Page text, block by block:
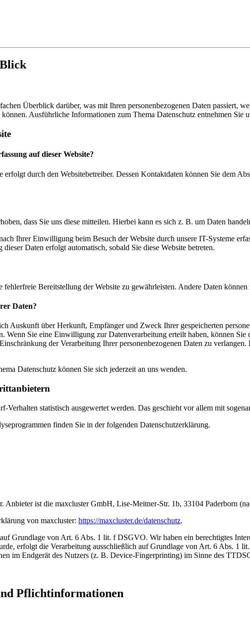
Überblick darüber, was mit Ihren personenbezogenen Daten passiert,
Ausführliche Informationen zum Thema Datenschutz entnehmen Sie
auf dieser Website?
erfolgt durch den Websitebetreiber. Dessen Kontaktdaten können Sie dem
dass Sie uns diese mitteilen. Hierbei kann es sich z. B. um Daten
Ihrer Einwilligung beim Besuch der Website durch unsere IT-Systeme
Daten erfolgt automatisch, sobald Sie diese Website betreten.
Bereitstellung der Website zu gewährleisten. Andere Daten
Daten?
Auskunft über Herkunft, Empfänger und Zweck Ihrer gespeicherten
Wenn Sie eine Einwilligung zur Datenverarbeitung erteilt haben, können
der Verarbeitung Ihrer personenbezogenen Daten zu
Datenschutz können Sie sich jederzeit an uns wenden.
Verhalten statistisch ausgewertet werden. Das geschieht vor allem mit
finden Sie in der folgenden Datenschutzerklärung.
Anbieter ist die maxcluster GmbH, Lise-Meitner-Str. 1b, 33104 Paderborn
von maxcluster: https://maxcluster.de/datenschutz.
Grundlage von Art. 6 Abs. 1 lit. f DSGVO. Wir haben ein berechtigtes
erfolgt die Verarbeitung ausschließlich auf Grundlage von Art. 6 Abs.
im Endgerät des Nutzers (z. B. Device-Fingerprinting) im Sinne des
Pflichtinformationen